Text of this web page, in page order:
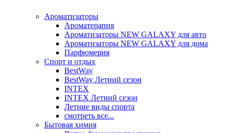
Ароматизаторы
Ароматерапия
Ароматизаторы NEW GALAXY для авто
Ароматизаторы NEW GALAXY для дома
Парфюмерия
Спорт и отдых
BestWay
BestWay Летний сезон
INTEX
INTEX Летний сезон
Летние виды спорта
смотреть все...
Бытовая химия